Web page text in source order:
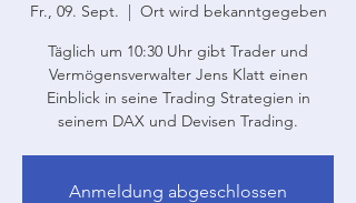
Fr., 09. Sept.
  |
Ort wird bekanntgegeben
Täglich um 10:30 Uhr gibt Trader und
Vermögensverwalter Jens Klatt einen
Einblick in seine Trading Strategien in
seinem DAX und Devisen Trading.
Anmeldung abgeschlossen